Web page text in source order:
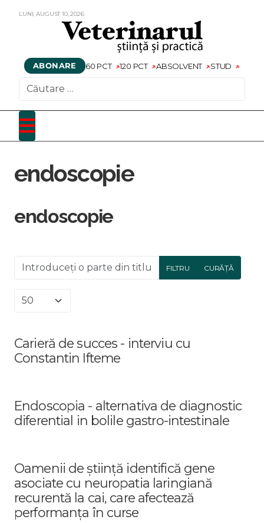
LUNI,AUGUST10,2026
ABONARE 60 PCT 120 PCT ABSOLVENT STUD
endoscopie
endoscopie
Introduceți o parte din titlu. FILTRU CURĂȚĂ
Afișare #
Carieră de succes - interviu cu
Constantin Ifteme
Endoscopia - alternativa de diagnostic
diferential in bolile gastro-intestinale
Oamenii de știință identifică gene
asociate cu neuropatia laringiană
recurentă la cai, care afectează
performanța în curse